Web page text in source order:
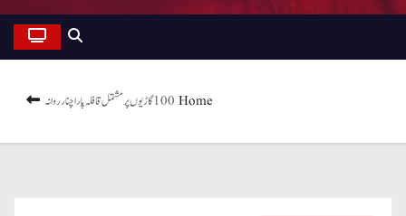
Home 100 گاڑیوں پر مشتمل قافلہ پارا چنار روانہ